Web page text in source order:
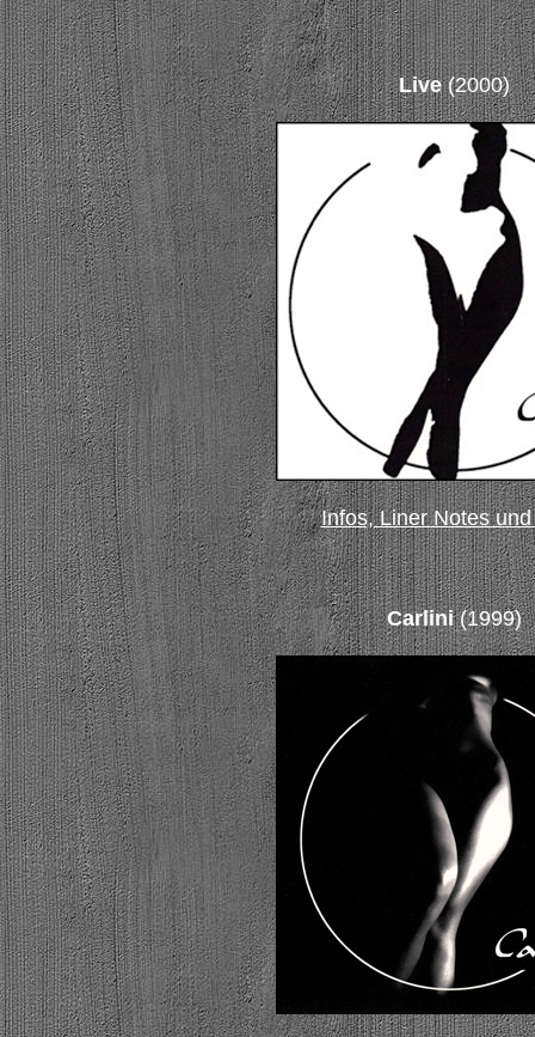
Live(2000)
Infos, Liner Notes und
Carlini(1999)